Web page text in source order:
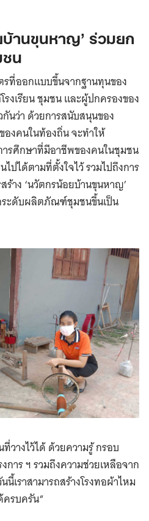
านขุนหาญ’ ร่วมยก
น
ที่ออกแบบขึ้นจากฐานทุนของ
งเรียน ชุมชน และผู้ปกครองของ
กันว่า ด้วยการสนับสนุนของ
องคนในท้องถิ่น จะทำให้
ารศึกษาที่มีอาชีพของคนในชุมชน
ไปได้ตามที่ตั้งใจไว้ รวมไปถึงการ
ร้าง ‘นวัตกรน้อยบ้านขุนหาญ’
ระดับผลิตภัณฑ์ชุมชนขึ้นเป็น
วางไว้ได้ ด้วยความรู้ กรอบ
การ ฯ รวมถึงความช่วยเหลือจาก
เราสามารถสร้างโรงทอผ้าไหม
รบครัน“